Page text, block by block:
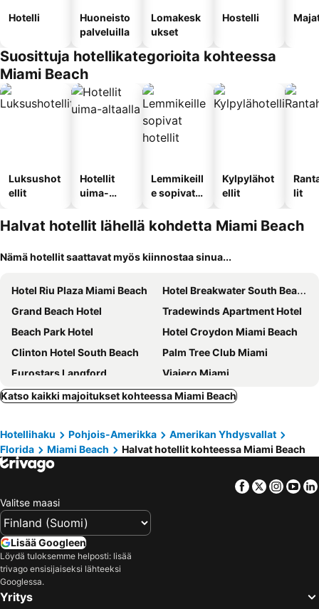
Hotelli
Huoneisto
palveluilla
Lomakesk
ukset
Hostelli
Suosittuja hotellikategorioita kohteessa
Miami Beach
Luksushot
ellit
Hotellit
uima-
Lemmikeill
e sopivat
Kylpylähot
ellit
lit
Halvat hotellit lähellä kohdetta Miami Beach
Nämä hotellit saattavat myös kiinnostaa sinua...
Hotel Riu Plaza Miami Beach
Hotel Breakwater South Beach
Grand Beach Hotel
Tradewinds Apartment Hotel
Beach Park Hotel
Hotel Croydon Miami Beach
Clinton Hotel South Beach
Palm Tree Club Miami
Eurostars Langford
Viajero Miami
Smart Brickell Hotel
Holiday Inn Miami Beach-oceanfront By Ihg
Novotel Miami Brickell
Miami International Airport Hotel
Crystal Beach Suites Miami Oceanfront Hotel
Hilton Miami Airport Blue Lagoon
Sherry Frontenac Oceanfront Hotel
Radisson Resort Miami Beach
The Elser Hotel Miami
Eurostars Winter Haven Miami Beach
Hotel Rendale Miami Beach
Riviera Hotel South Beach
Kasa El Paseo Miami Beach
Uma House by Yurbban South Beach
Katso kaikki majoitukset kohteessa Miami Beach
Hotellihaku Pohjois-Amerikka
Amerikan Yhdysvallat
Florida
Miami Beach Halvat hotellit kohteessa Miami Beach
Facebook
Twitter
Valitse maasi
Lisää Googleen
Löydä tuloksemme helposti: lisää
trivago ensisijaiseksi lähteeksi
Googlessa.
Yritys